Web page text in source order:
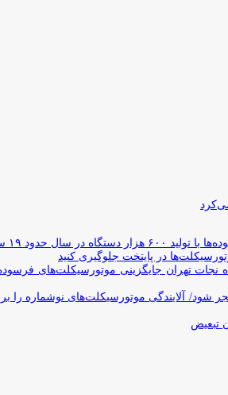
سال طول می‌کشد
در پایتخت جلوگیری کنید
نجات تهران جایگزینی موتورسیکلت‌های
شود/ آلایندگی موتورسیکلت‌های نوشماره را
تبعیض